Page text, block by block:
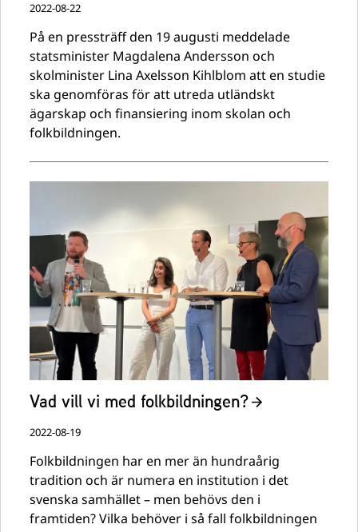
2022-08-22
På en pressträff den 19 augusti meddelade
statsminister Magdalena Andersson och
skolminister Lina Axelsson Kihlblom att en studie
ska genomföras för att utreda utländskt
ägarskap och finansiering inom skolan och
folkbildningen.
Vad vill vi med folkbildningen?
2022-08-19
Folkbildningen har en mer än hundraårig
tradition och är numera en institution i det
svenska samhället – men behövs den i
framtiden? Vilka behöver i så fall folkbildningen